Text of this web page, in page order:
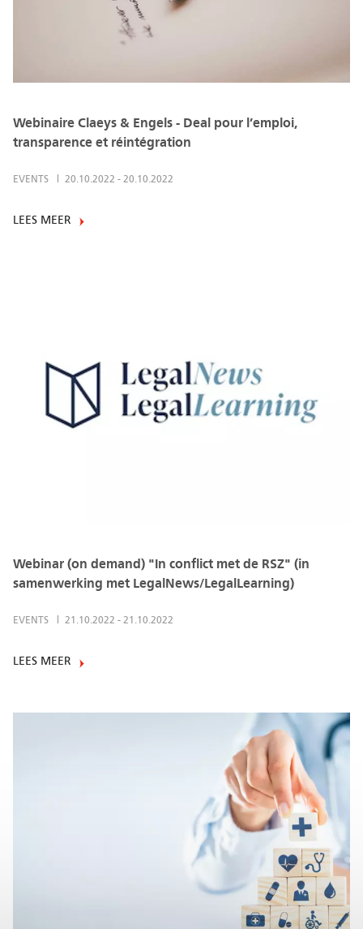
Webinaire Claeys & Engels - Deal pour l’emploi,
transparence et réintégration
EVENTS 20.10.2022 - 20.10.2022
LEES MEER
Webinar (on demand) "In conflict met de RSZ" (in
samenwerking met LegalNews/LegalLearning)
EVENTS 21.10.2022 - 21.10.2022
LEES MEER